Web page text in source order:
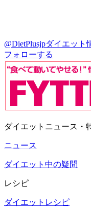
@DietPlusjpダイエット
フォローする
ダイエットニュース・
ニュース
ダイエット中の疑問
レシピ
ダイエットレシピ